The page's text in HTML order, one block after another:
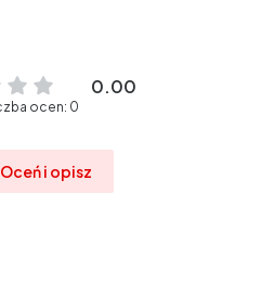
0.00
ocen: 0
Oceń i opisz